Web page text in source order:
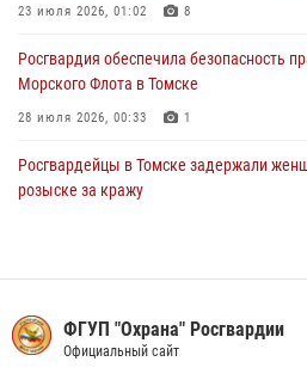
23 июля 2026, 01:02 8
Росгвардия обеспечила безопасность
Морского Флота в Томске
28 июля 2026, 00:33 1
Росгвардейцы в Томске задержали
розыске за кражу
17 июля 2026, 00:22 6
ФГУП "Охрана" Росгвардии
Официальный сайт